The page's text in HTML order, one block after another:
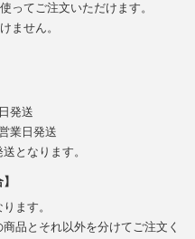
ってご注文いただけます。
ません。
発送
業日発送
となります。
ます。
品とそれ以外を分けてご注文く